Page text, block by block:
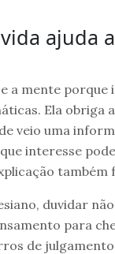
ajuda
a mente
Ela obriga
veio uma
interesse
também
duvidar
para
de